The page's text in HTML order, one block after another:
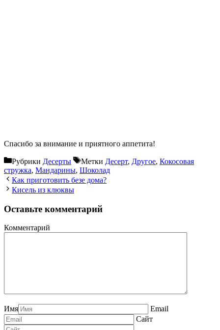
Спасибо за внимание и приятного аппетита!
Рубрики Десерты Метки Десерт, Другое, Кокосовая
стружка, Мандарины, Шоколад
Как приготовить безе дома?
Кисель из клюквы
Оставьте комментарий
Комментарий
Имя
Email
Сайт